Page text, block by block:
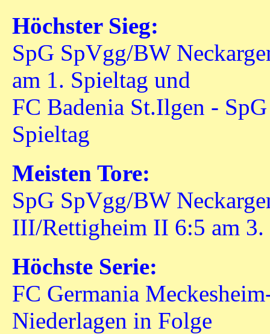
Höchster Sieg:
SpG SpVgg/BW
am 1. Spieltag und
FC Badenia St.Ilgen -
Spieltag
Meisten Tore:
SpG SpVgg/BW
III/Rettigheim II 6:5 am 3.
Höchste Serie:
FC Germania
Niederlagen in Folge